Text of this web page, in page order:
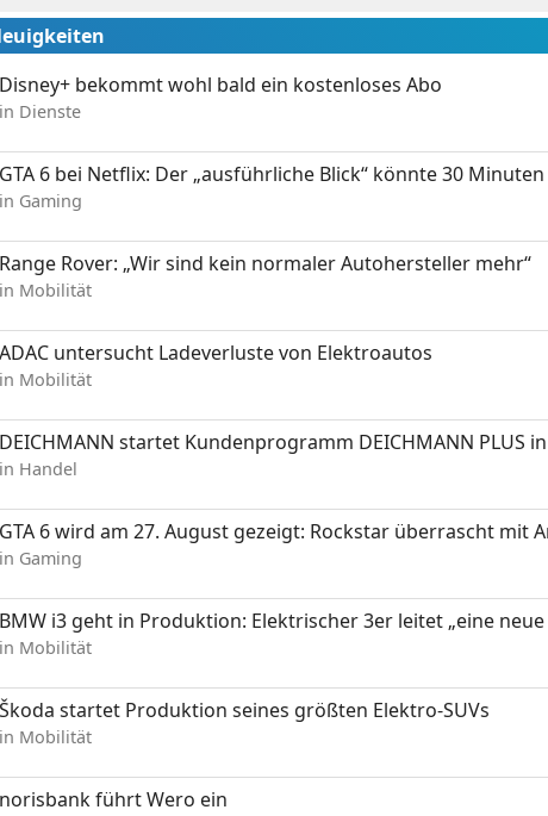
Disney+ bekommt wohl bald ein kostenloses Abo
in Dienste
GTA 6 bei Netflix: Der „ausführliche Blick“ könnte 30
in Gaming
Range Rover: „Wir sind kein normaler Autohersteller mehr“
in Mobilität
ADAC untersucht Ladeverluste von Elektroautos
in Mobilität
DEICHMANN startet Kundenprogramm DEICHMANN PLUS
in Handel
GTA 6 wird am 27. August gezeigt: Rockstar überrascht mit
in Gaming
BMW i3 geht in Produktion: Elektrischer 3er leitet „eine neue
in Mobilität
Škoda startet Produktion seines größten Elektro-SUVs
in Mobilität
norisbank führt Wero ein